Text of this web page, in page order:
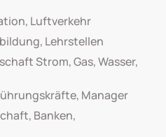
Luftverkehr
Lehrstellen
Strom, Gas, Wasser,
Manager
Banken,